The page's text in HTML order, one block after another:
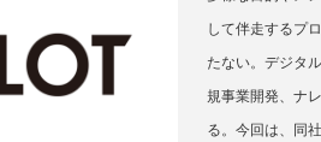
して伴走するプ
たない。デジタ
規事業開発、ナ
る。今回は、同